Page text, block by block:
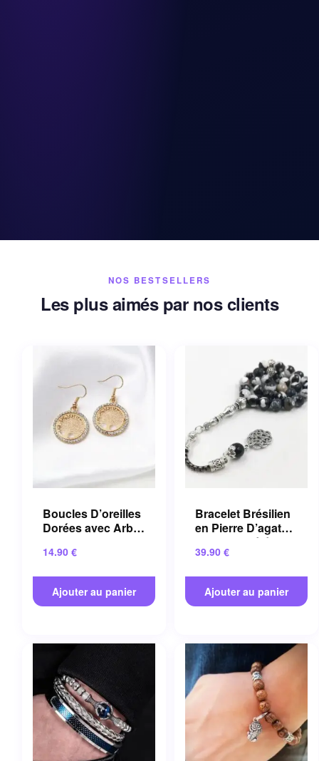
NOS BESTSELLERS
Les plus aimés par nos clients
Boucles D’oreilles
Dorées avec Arbre
de Zinc
14.90 €
Ajouter au panier
Bracelet Brésilien
en Pierre D’agate
Aux Propriétés
Apaisantes
39.90 €
Ajouter au panier